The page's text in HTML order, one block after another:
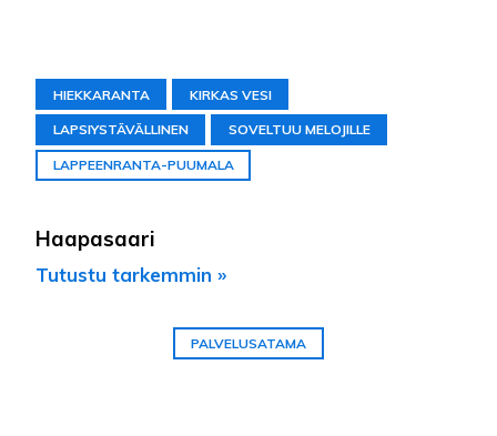
HIEKKARANTA KIRKAS VESI
LAPSIYSTÄVÄLLINEN SOVELTUU MELOJILLE
LAPPEENRANTA-PUUMALA
Haapasaari
Tutustu tarkemmin »
PALVELUSATAMA